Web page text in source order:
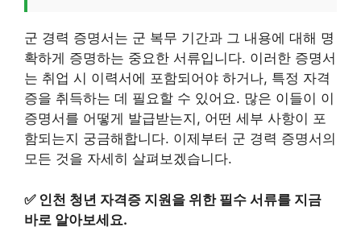
군 경력 증명서는 군 복무 기간과 그 내용에 대해 명
확하게 증명하는 중요한 서류입니다. 이러한 증명서
는 취업 시 이력서에 포함되어야 하거나, 특정 자격
증을 취득하는 데 필요할 수 있어요. 많은 이들이 이
증명서를 어떻게 발급받는지, 어떤 세부 사항이 포
함되는지 궁금해합니다. 이제부터 군 경력 증명서의
모든 것을 자세히 살펴보겠습니다.
✅ 인천 청년 자격증 지원을 위한 필수 서류를 지금
바로 알아보세요.